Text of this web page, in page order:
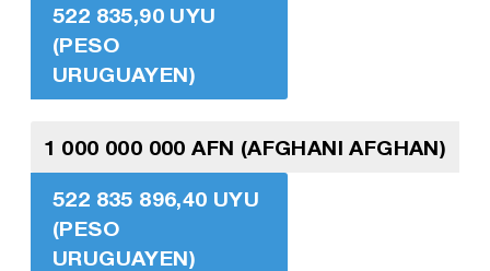
522 835,90 UYU
(PESO
URUGUAYEN)
1 000 000 000 AFN (AFGHANI AFGHAN)
522 835 896,40 UYU
(PESO
URUGUAYEN)